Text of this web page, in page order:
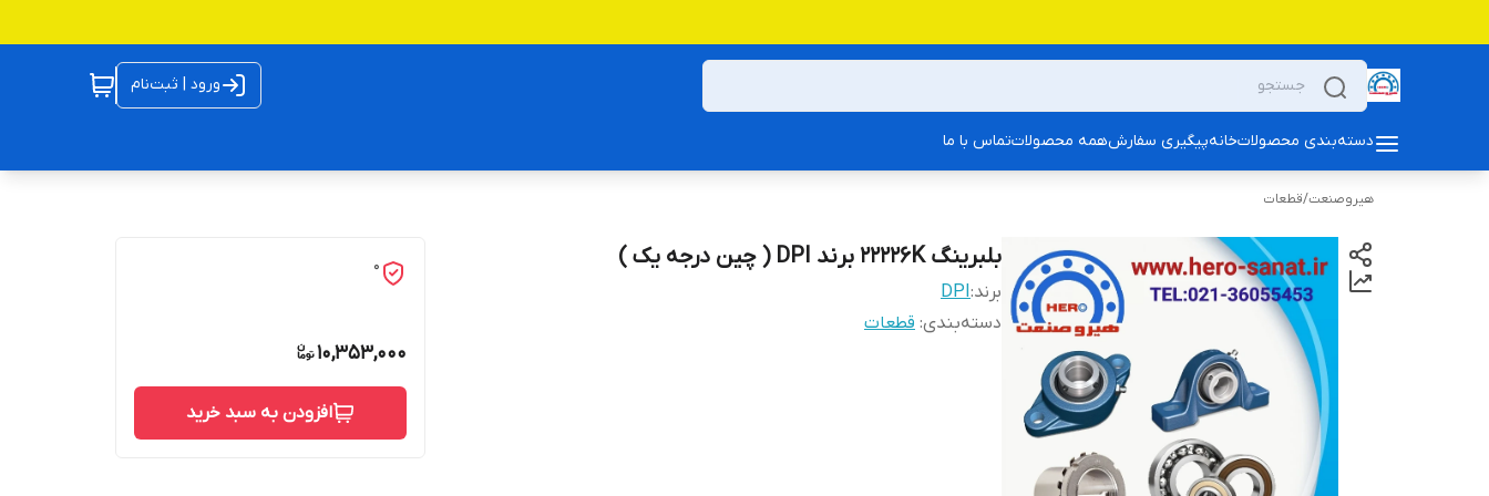
ورود | ثبت‌نام
دسته‌بندی محصولاتخانهپیگیری سفارشهمه محصولاتتماس با ما
هیروصنعت/قطعات
بلبرینگ 22226K برند DPI ( چین درجه یک )
برند:DPI
دسته‌بندی: قطعات
0
10,353,000
افزودن به سبد خرید